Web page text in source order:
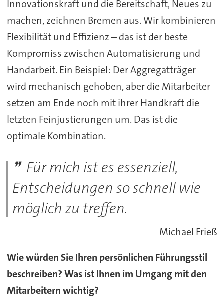
Innovationskraft und die Bereitschaft, Neues zu
machen, zeichnen Bremen aus. Wir kombinieren
Flexibilität und Effizienz – das ist der beste
Kompromiss zwischen Automatisierung und
Handarbeit. Ein Beispiel: Der Aggregatträger
wird mechanisch gehoben, aber die Mitarbeiter
setzen am Ende noch mit ihrer Handkraft die
letzten Feinjustierungen um. Das ist die
optimale Kombination.
Für mich ist es essenziell,
Entscheidungen so schnell wie
möglich zu treffen.
Michael Frieß
Wie würden Sie Ihren persönlichen Führungsstil
beschreiben? Was ist Ihnen im Umgang mit den
Mitarbeitern wichtig?